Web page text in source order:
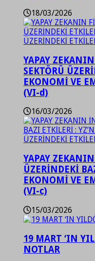
18/03/2026
YAPAY
SEKTÖRÜ
EKONOMİ VE
(VI-d)
16/03/2026
YAPAY
ÜZERİNDEKİ
EKONOMİ VE
(VI-c)
15/03/2026
19 MART ‘IN
NOTLAR